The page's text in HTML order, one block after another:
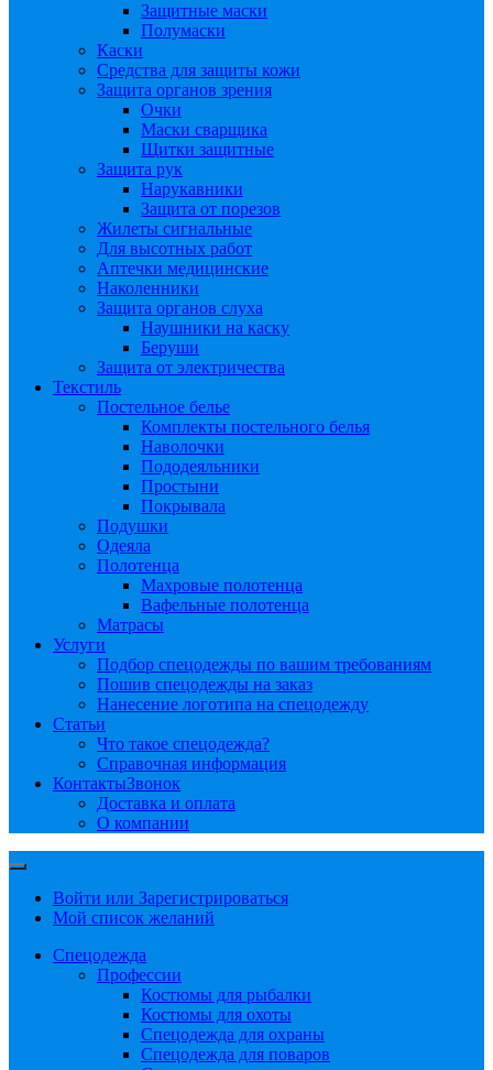
Защитные маски
Полумаски
Каски
Средства для защиты кожи
Защита органов зрения
Очки
Маски сварщика
Щитки защитные
Защита рук
Нарукавники
Защита от порезов
Жилеты сигнальные
Для высотных работ
Аптечки медицинские
Наколенники
Защита органов слуха
Наушники на каску
Беруши
Защита от электричества
Текстиль
Постельное белье
Комплекты постельного белья
Наволочки
Пододеяльники
Простыни
Покрывала
Подушки
Одеяла
Полотенца
Махровые полотенца
Вафельные полотенца
Матрасы
Услуги
Подбор спецодежды по вашим требованиям
Пошив спецодежды на заказ
Нанесение логотипа на спецодежду
Статьи
Что такое спецодежда?
Справочная информация
КонтактыЗвонок
Доставка и оплата
О компании
Войти или Зарегистрироваться
Мой список желаний
Спецодежда
Профессии
Костюмы для рыбалки
Костюмы для охоты
Спецодежда для охраны
Спецодежда для поваров